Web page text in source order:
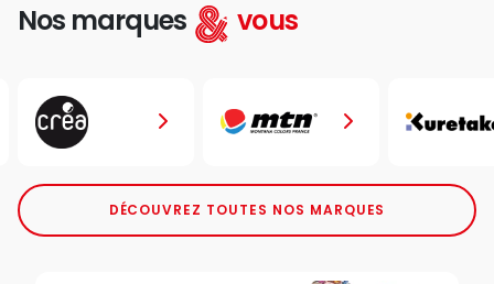
Nos marques vous
DÉCOUVREZ TOUTES NOS MARQUES